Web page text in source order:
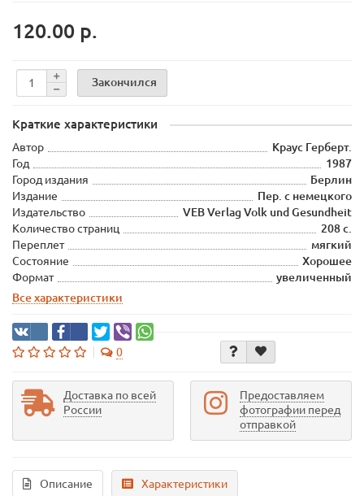
120.00 р.
Закончился
Краткие характеристики
Автор
Краус Герберт.
Год
1987
Город издания
Берлин
Издание
Пер. с немецкого
Издательство
VEB Verlag Volk und Gesundheit
Количество страниц
208 с.
Переплет
мягкий
Состояние
Хорошее
Формат
увеличенный
Все характеристики
0
Доставка по всей
России
Предоставляем
фотографии перед
отправкой
Описание Характеристики